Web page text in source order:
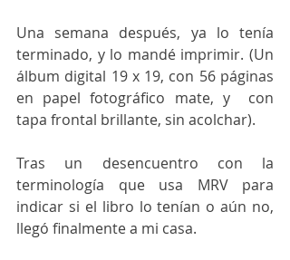
Una semana después, ya lo tenía
terminado, y lo mandé imprimir. (Un
álbum digital 19 x 19, con 56 páginas
en papel fotográfico mate, y  con
tapa frontal brillante, sin acolchar).
Tras un desencuentro con la
terminología que usa MRV para
indicar si el libro lo tenían o aún no,
llegó finalmente a mi casa.